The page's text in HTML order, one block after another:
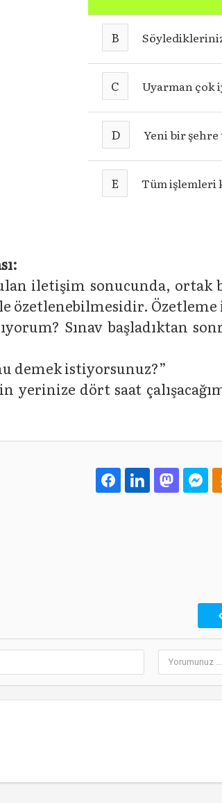
B
C Uyarman çok
D Yeni bir şehre
E Tüm işlemleri
iletişim sonucunda, ortak
özetlenebilmesidir.
Sınav başladıktan
demek istiyorsunuz?”
yerinize dört saat